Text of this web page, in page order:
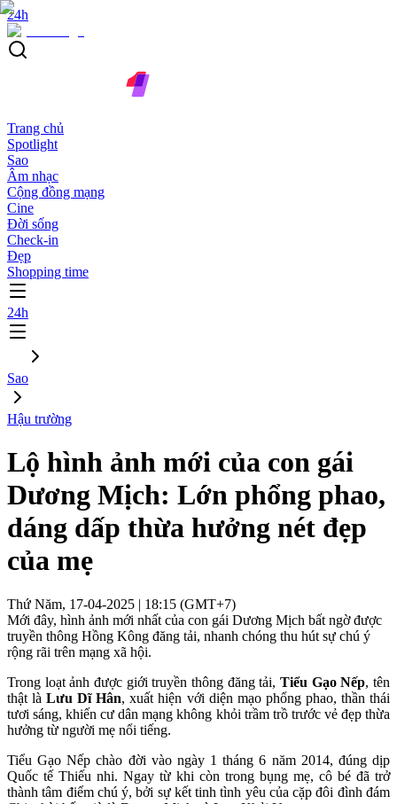
24h
Trang chủ
Spotlight
Sao
Âm nhạc
Cộng đồng mạng
Cine
Đời sống
Check-in
Đẹp
Shopping time
24h
Sao
Hậu trường
Lộ hình ảnh mới của con gái
Dương Mịch: Lớn phổng phao,
dáng dấp thừa hưởng nét đẹp
của mẹ
Thứ Năm, 17-04-2025 | 18:15 (GMT+7)
Mới đây, hình ảnh mới nhất của con gái Dương Mịch bất ngờ được
truyền thông Hồng Kông đăng tải, nhanh chóng thu hút sự chú ý
rộng rãi trên mạng xã hội.
Trong loạt ảnh được giới truyền thông đăng tải, Tiểu Gạo Nếp, tên
thật làLưu Dĩ Hân, xuất hiện với diện mạo phổng phao, thần thái
tươi sáng, khiến cư dân mạng không khỏi trầm trồ trước vẻ đẹp thừa
hưởng từ người mẹ nổi tiếng.
Tiểu Gạo Nếp chào đời vào ngày 1 tháng 6 năm 2014, đúng dịp
Quốc tế Thiếu nhi. Ngay từ khi còn trong bụng mẹ, cô bé đã trở
thành tâm điểm chú ý, bởi sự kết tinh tình yêu của cặp đôi đình đám